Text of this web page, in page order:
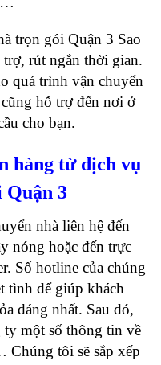
trọn gói Quận 3 Sao
rút ngắn thời gian.
quá trình vận chuyển
hỗ trợ đến nơi ở
cho bạn.
hàng từ dịch vụ
Quận 3
nhà liên hệ đến
nóng hoặc đến trực
Số hotline của chúng
tình để giúp khách
đáng nhất. Sau đó,
ty một số thông tin về
tôi sẽ sắp xếp